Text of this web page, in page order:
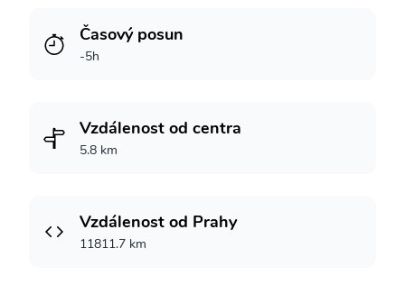
Časový posun
-5h
Vzdálenost od centra
5.8 km
Vzdálenost od Prahy
11811.7 km